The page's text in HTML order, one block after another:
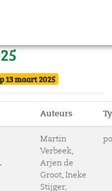
13 maart 2025
Auteurs
Martin
Verbeek,
Arjen de
Groot, Ineke
Stijger,